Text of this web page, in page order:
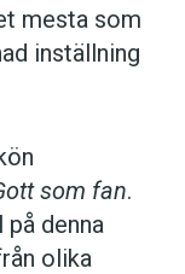
mesta som
inställning
som fan.
denna
olika